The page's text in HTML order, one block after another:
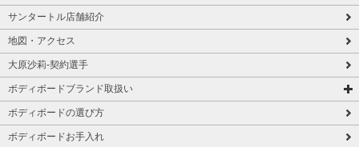
サンタートル店舗紹介
地図・アクセス
大原沙莉-契約選手
ボディボードブランド取扱い
ボディボードの選び方
ボディボードお手入れ